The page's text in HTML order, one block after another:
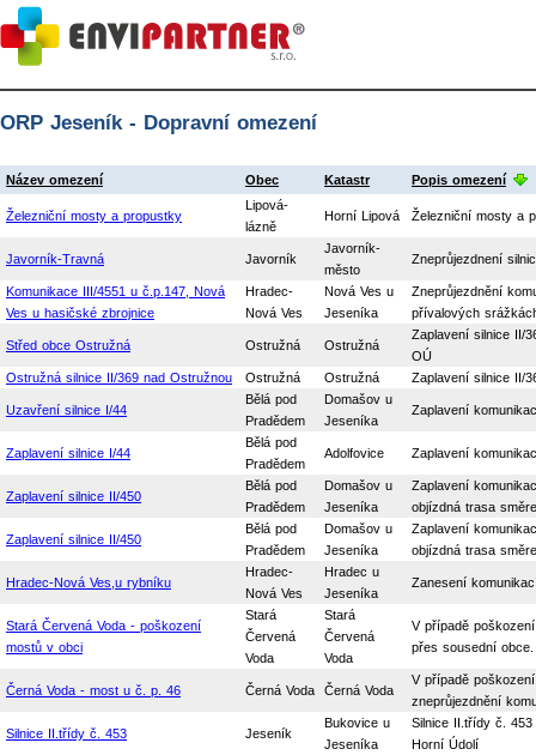
ORP Jeseník - Dopravní omezení
Název omezení Obec Katastr Popis omezení
Železniční mosty a propustky
Lipová-
lázně
Horní Lipová Železniční mosty a
Javorník-Travná Javorník
Javorník-
město
Zneprůjezdnení
Komunikace III/4551 u č.p.147, Nová
Ves u hasičské zbrojnice
Hradec-
Nová Ves
Nová Ves u
Jeseníka
Zneprůjezdnění
přívalových
Střed obce Ostružná Ostružná Ostružná
Zaplavení silnice II/
OÚ
Ostružná silnice II/369 nad Ostružnou
Ostružná Ostružná Zaplavení silnice II/
Uzavření silnice I/44
Bělá pod
Pradědem
Domašov u
Jeseníka
Zaplavení
Zaplavení silnice I/44
Bělá pod
Pradědem
Adolfovice Zaplavení
Zaplavení silnice II/450
Bělá pod
Pradědem
Domašov u
Jeseníka
Zaplavení
objízdná trasa
Zaplavení silnice II/450
Bělá pod
Pradědem
Domašov u
Jeseníka
Zaplavení
objízdná trasa
Hradec-Nová Ves,u rybníku
Hradec-
Nová Ves
Hradec u
Jeseníka
Zanesení
Stará Červená Voda - poškození
mostů v obci
Stará
Červená
Voda
Stará
Červená
Voda
V případě
přes sousední obce.
Černá Voda - most u č. p. 46 Černá Voda Černá Voda
V případě
zneprůjezdnění
Silnice II.třídy č. 453 Jeseník
Bukovice u
Jeseníka
Silnice II.třídy č.
Horní Údolí